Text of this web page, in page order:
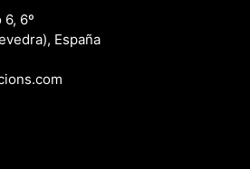
6º
España